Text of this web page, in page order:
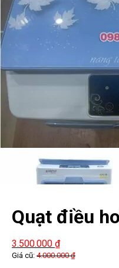
Quạt điều
3.500.000 ₫
Giá cũ: 4.000.000₫